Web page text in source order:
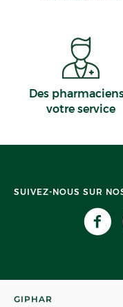
Des
votre service
SUIVEZ-NOUS SUR
GIPHAR